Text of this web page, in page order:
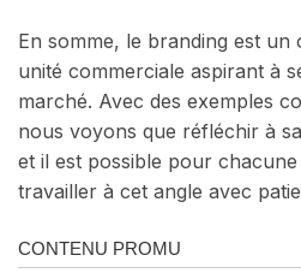
En somme, le branding est
unité commerciale aspirant à
marché. Avec des exemples
nous voyons que réfléchir à
et il est possible pour chacune
travailler à cet angle avec